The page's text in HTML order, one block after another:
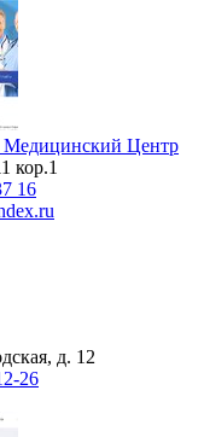
Медицинский Центр
кор.1
16
д. 12
26